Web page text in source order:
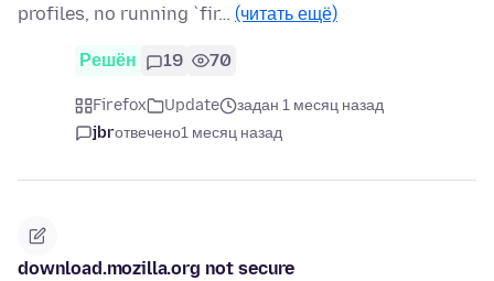
profiles, no running `fir… (читать ещё)
Решён 19 70
Firefox Update
задан 1 месяц назад
jbrотвечено1 месяц назад
download.mozilla.org not secure